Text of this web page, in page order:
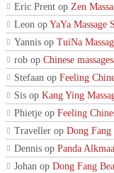
Eric Prent op Zen
Leon op YaYa Massage
Yannis op TuiNa
rob op Chinese
Stefaan op Feeling
Sis op Kang Ying
Phietje op Feeling
Traveller op Dong Fang
Dennis op Panda
Johan op Dong Fang